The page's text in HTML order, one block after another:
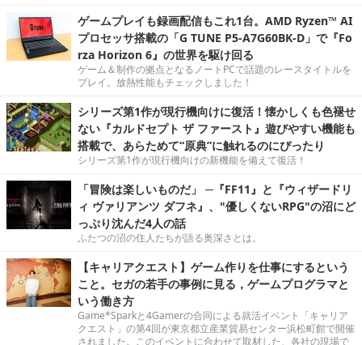
ゲームプレイも録画配信もこれ1台。AMD Ryzen™ AI
プロセッサ搭載の「G TUNE P5-A7G60BK-D」で『Fo
rza Horizon 6』の世界を駆け回る
ゲーム＆制作の拠点となるノートPCで話題のレースタイトルを
プレイ。放熱性能もチェックしました！
シリーズ第1作が現行機向けに復活！懐かしくも色褪せ
ない『カルドセプト ザ ファースト』遊びやすい機能も
搭載で、あらためて“原典”に触れるのにぴったり
シリーズ第1作が現行機向けの新機能を備えて復活！
「冒険は楽しいものだ」 ─『FF11』と『ウィザードリ
ィ ヴァリアンツ ダフネ』、"優しくないRPG"の沼にど
っぷり沈んだ4人の話
ふたつの沼の住人たちが語る奥深さとは。
【キャリアクエスト】ゲーム作りを仕事にするという
こと。セガの若手の事例に見る，ゲームプログラマと
いう働き方
Game*Sparkと4Gamerの合同による就活イベント「キャリア
クエスト」の第4回が東京都立産業貿易センター浜松町館で開催
されました。このイベントに合わせて取材した、各社の現場で